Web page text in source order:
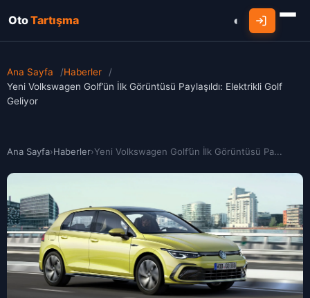
OtoTartışma
Ana Sayfa /Haberler
/
Yeni Volkswagen Golf’ün İlk Görüntüsü Paylaşıldı: Elektrikli Golf
Geliyor
Ana Sayfa›Haberler›Yeni Volkswagen Golf’ün İlk Görüntüsü Pa...